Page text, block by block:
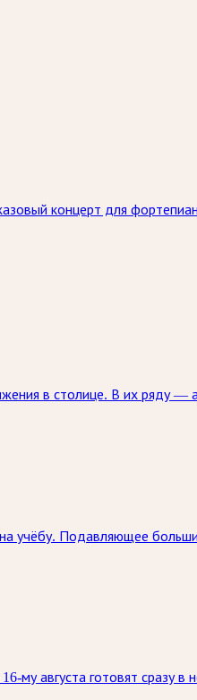
концерт для
в столице. В их ряду —
учёбу. Подавляющее
му августа готовят сразу